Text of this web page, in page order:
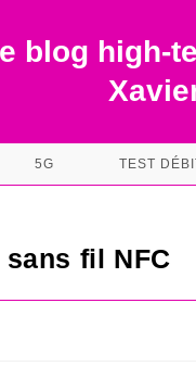
blog high-
5G TEST
fil NFC